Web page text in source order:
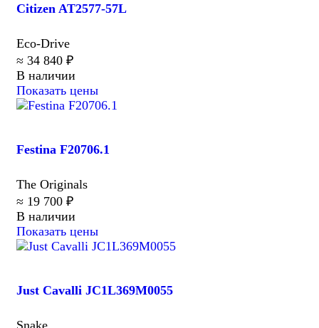
Citizen AT2577-57L
Eco-Drive
≈ 34 840 ₽
В наличии
Показать цены
Festina F20706.1
The Originals
≈ 19 700 ₽
В наличии
Показать цены
Just Cavalli JC1L369M0055